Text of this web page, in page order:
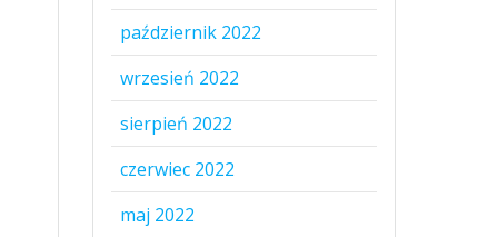
październik 2022
wrzesień 2022
sierpień 2022
czerwiec 2022
maj 2022